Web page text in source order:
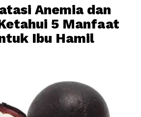
Anemia dan
5 Manfaat
Ibu Hamil